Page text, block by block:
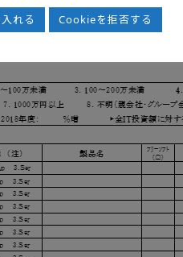
れる Cookieを拒否する